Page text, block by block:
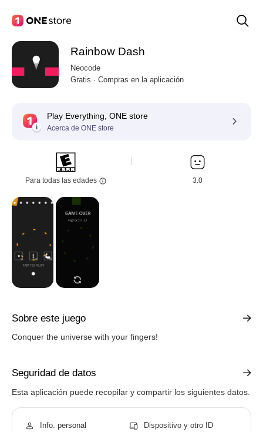
Rainbow Dash
Neocode
Gratis · Compras en la aplicación
Play Everything, ONE store
Acerca de ONE store
Para todas las edades 3.0
Sobre este juego
Conquer the universe with your fingers!
Seguridad de datos
Esta aplicación puede recopilar y compartir los siguientes datos.
Info. personal Dispositivo y otro ID